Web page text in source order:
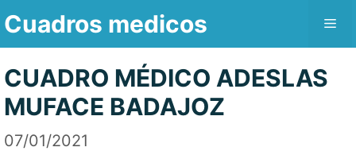
Saltar
contenido
Cuadros medicos
CUADRO MÉDICO ADESLAS
MUFACE BADAJOZ
07/01/2021